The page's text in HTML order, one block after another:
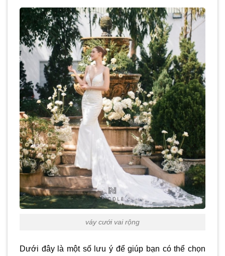
váy cưới vai rộng
Dưới đây là một số lưu ý để giúp bạn có thể chọn